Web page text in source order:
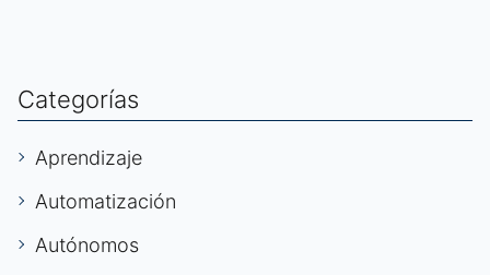
Categorías
Aprendizaje
Automatización
Autónomos